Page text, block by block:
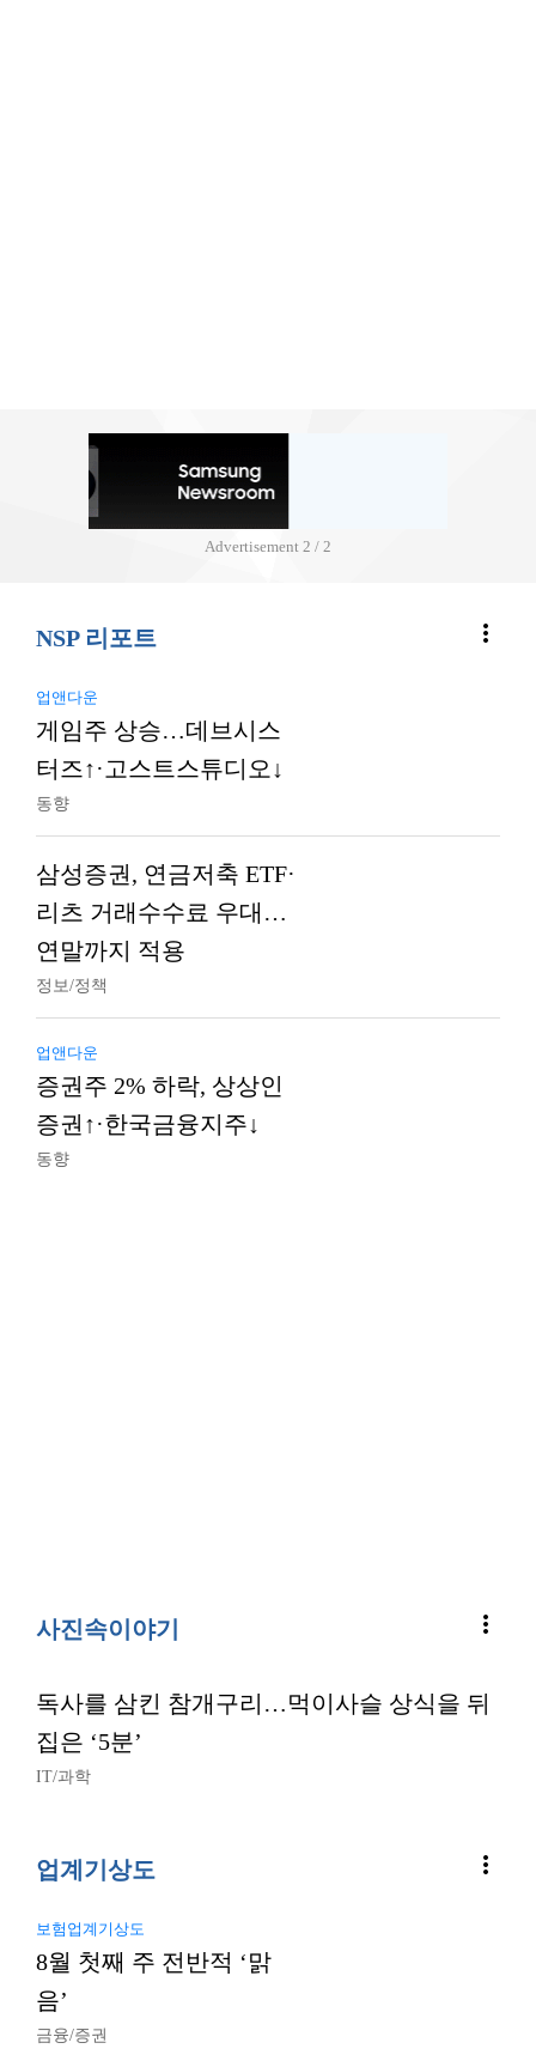
Advertisement 2 / 2
NSP 리포트 more_vert
업앤다운
게임주 상승…데브시스
터즈↑·고스트스튜디오↓
동향
삼성증권, 연금저축 ETF·
리츠 거래수수료 우대…
연말까지 적용
정보/정책
업앤다운
증권주 2% 하락, 상상인
증권↑·한국금융지주↓
동향
사진속이야기 more_vert
독사를 삼킨 참개구리…먹이사슬 상식을 뒤
집은 ‘5분’
IT/과학
업계기상도 more_vert
보험업계기상도
8월 첫째 주 전반적 ‘맑
음’
금융/증권